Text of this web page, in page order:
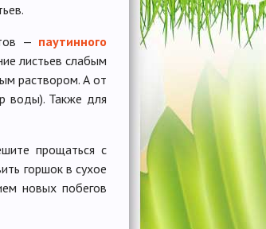
— паутинного
листьев слабым
раствором. А от
воды). Также для
прощаться с
горшок в сухое
новых побегов